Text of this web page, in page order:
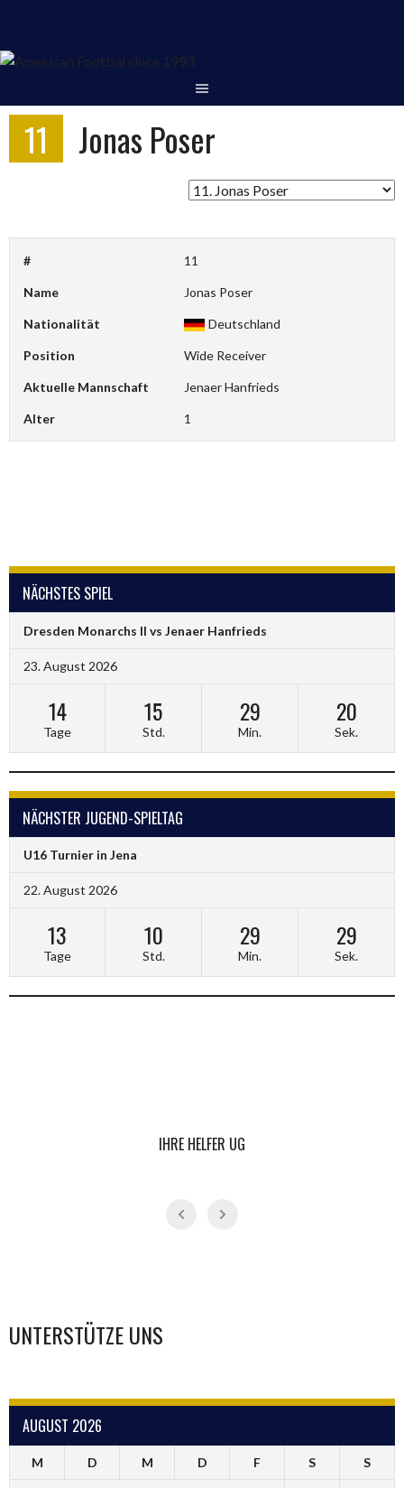
Inhalt
11 Jonas Poser
# 11
Name Jonas Poser
Nationalität Deutschland
Position Wide Receiver
Aktuelle Mannschaft Jenaer Hanfrieds
Alter 1
NÄCHSTES SPIEL
Dresden Monarchs II vs Jenaer Hanfrieds
23. August 2026
14
Tage
15
Std.
29
Min.
19
Sek.
NÄCHSTER JUGEND-SPIELTAG
U16 Turnier in Jena
22. August 2026
13
Tage
10
Std.
29
Min.
28
Sek.
IHRE HELFER UG
UNTERSTÜTZE UNS
AUGUST 2026
M D M D F S S